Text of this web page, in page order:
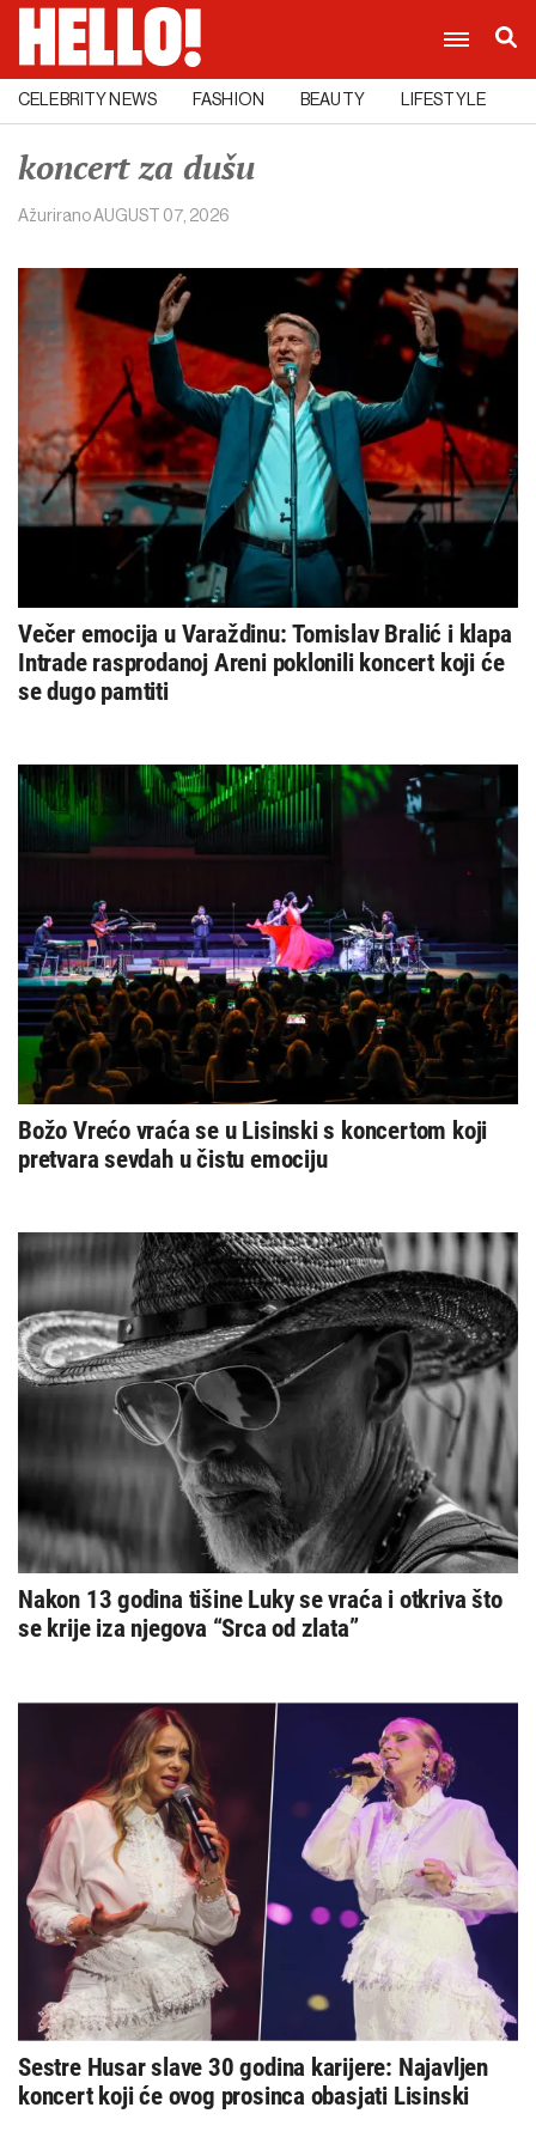
CELEBRITY NEWS FASHION BEAUTY LIFESTYLE
koncert za dušu
AžuriranoAUGUST 07, 2026
Večer emocija u Varaždinu: Tomislav Bralić i klapa
Intrade rasprodanoj Areni poklonili koncert koji će
se dugo pamtiti
Božo Vrećo vraća se u Lisinski s koncertom koji
pretvara sevdah u čistu emociju
Nakon 13 godina tišine Luky se vraća i otkriva što
se krije iza njegova “Srca od zlata”
Sestre Husar slave 30 godina karijere: Najavljen
koncert koji će ovog prosinca obasjati Lisinski